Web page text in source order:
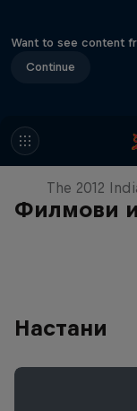
Want to see content
Continue
Филмови
F1
The 2012
Настани